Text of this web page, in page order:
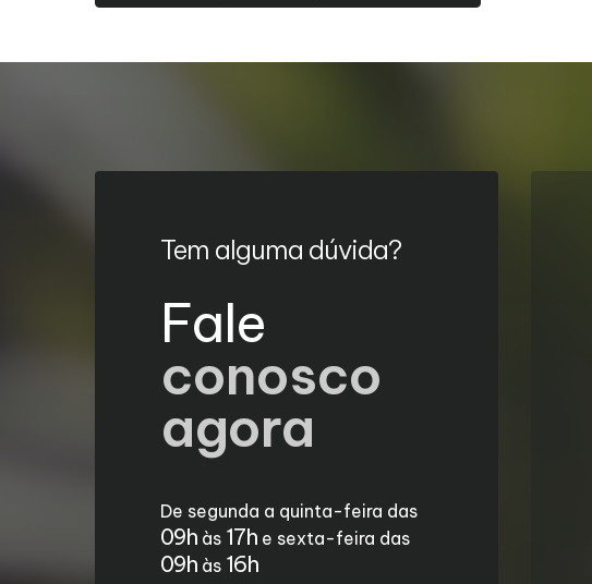
Tem alguma dúvida?
Fale
conosco
agora
De segunda a quinta-feira das
09h às 17h e sexta-feira das
09h às 16h